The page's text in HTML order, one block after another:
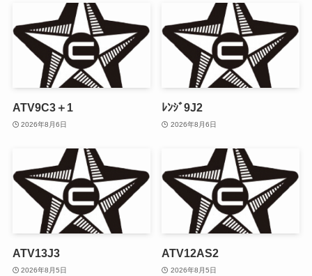
ATV9C3＋1
2026年8月6日
ﾚﾝｼﾞ9J2
2026年8月6日
ATV13J3
2026年8月5日
ATV12AS2
2026年8月5日